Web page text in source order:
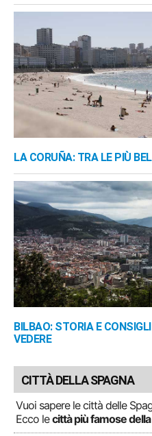
LA CORUÑA: TRA LE PIÙ
BILBAO: STORIA E
VEDERE
CITTÀ DELLA SPAGNA
Vuoi sapere le città delle
Ecco lecittà più famose